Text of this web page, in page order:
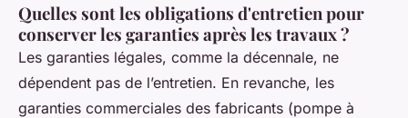
Quelles sont les obligations d'entretien pour
conserver les garanties après les travaux ?
Les garanties légales, comme la décennale, ne
dépendent pas de l’entretien. En revanche, les
garanties commerciales des fabricants (pompe à